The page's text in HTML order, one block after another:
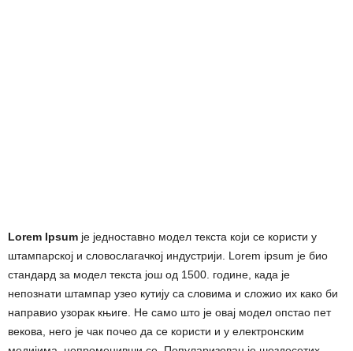
Lorem Ipsum је једноставно модел текста који се користи у
штампарској и словослагачкој индустрији. Lorem ipsum је био
стандард за модел текста још од 1500. године, када је
непознати штампар узео кутију са словима и сложио их како би
направио узорак књиге. Не само што је овај модел опстао пет
векова, него је чак почео да се користи и у електронским